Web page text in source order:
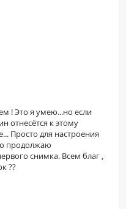
! Это я умею...но если
отнесётся к этому
Просто для настроения
продолжаю
снимка. Всем благ ,
??